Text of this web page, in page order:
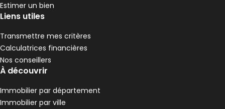
Estimer un bien
Liens utiles
Transmettre mes critères
Calculatrices financières
Nos conseillers
À découvrir
Immobilier par département
Immobilier par ville